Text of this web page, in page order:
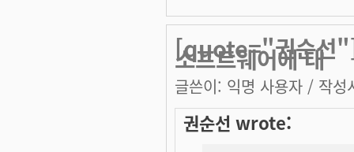
[quote="권순선"]
소프트웨어에 대
글쓴이: 익명 사용자 / 작성
권순선 wrote: